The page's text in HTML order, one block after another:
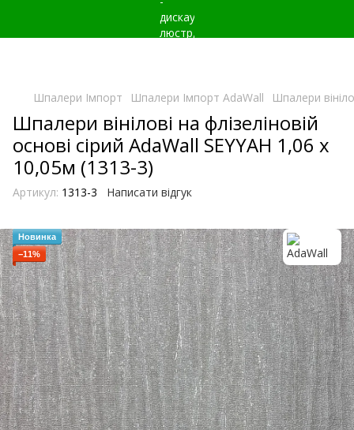
Шпалери Імпорт Шпалери Імпорт AdaWall Шпалери
Шпалери вінілові на флізеліновій
основі сірий AdaWall SEYYAH 1,06 х
10,05м (1313-3)
Артикул: 1313-3 Написати відгук
Новинка
−11%